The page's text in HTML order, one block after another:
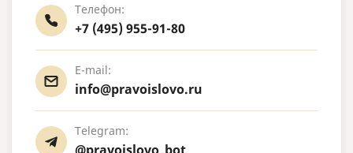
Телефон:
+7 (495) 955-91-80
E-mail:
info@pravoislovo.ru
Telegram:
@pravoislovo_bot